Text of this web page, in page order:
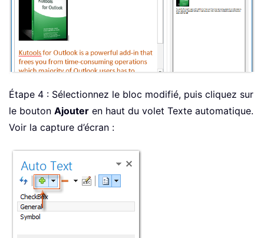
Étape 4 : Sélectionnez le bloc modifié, puis cliquez sur
le bouton Ajouter en haut du volet Texte automatique.
Voir la capture d’écran :